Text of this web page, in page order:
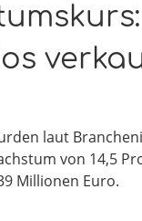
laut
von 14,5
Millionen Euro.